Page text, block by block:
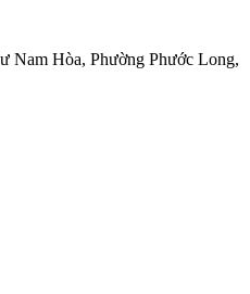
Nam Hòa, Phường Phước Long,